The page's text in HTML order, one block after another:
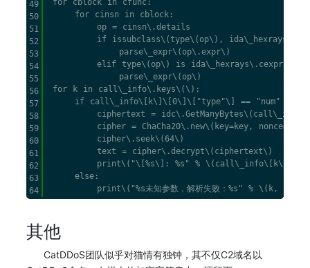
for cblock in cfunc:
for cinsn in cblock:
op = cinsn\.details
if issubclass\(type\(op\),
parse\_expr\(op\.expr\)
elif type\(op\) is ida\_hexrays\.cexpr\_t:
parse\_expr\(op\)
for k in call\_info\.keys\(\):
if call\_info\[k\]\[0\]\["type"\] == "num" and
ciphertext =
cipher = ChaCha20\.new\(key=key,
cipher\.seek\(64\)
text = cipher\.decrypt\(ciphertext\)
print\("\[%s\]: %s" %
else:
49
50
51
52
53
54
55
56
57
58
59
60
61
62
63
64
其他
CatDDoS团队似乎对猫情有独钟，其不仅C2域名以